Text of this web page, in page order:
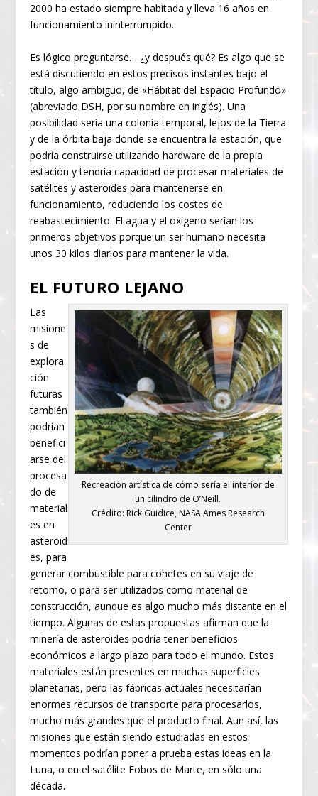
2000 ha estado siempre habitada y lleva 16 años en
funcionamiento ininterrumpido.
Es lógico preguntarse… ¿y después qué? Es algo que se
está discutiendo en estos precisos instantes bajo el
título, algo ambiguo, de «Hábitat del Espacio Profundo»
(abreviado DSH, por su nombre en inglés). Una
posibilidad sería una colonia temporal, lejos de la Tierra
y de la órbita baja donde se encuentra la estación, que
podría construirse utilizando hardware de la propia
estación y tendría capacidad de procesar materiales de
satélites y asteroides para mantenerse en
funcionamiento, reduciendo los costes de
reabastecimiento. El agua y el oxígeno serían los
primeros objetivos porque un ser humano necesita
unos 30 kilos diarios para mantener la vida.
EL FUTURO LEJANO
Recreación artística de cómo sería el interior de
un cilindro de O’Neill.
Crédito: Rick Guidice, NASA Ames Research
Center
Las
misione
s de
explora
ción
futuras
también
podrían
benefici
arse del
procesa
do de
material
es en
asteroid
es, para
generar combustible para cohetes en su viaje de
retorno, o para ser utilizados como material de
construcción, aunque es algo mucho más distante en el
tiempo. Algunas de estas propuestas afirman que la
minería de asteroides podría tener beneficios
económicos a largo plazo para todo el mundo. Estos
materiales están presentes en muchas superficies
planetarias, pero las fábricas actuales necesitarían
enormes recursos de transporte para procesarlos,
mucho más grandes que el producto final. Aun así, las
misiones que están siendo estudiadas en estos
momentos podrían poner a prueba estas ideas en la
Luna, o en el satélite Fobos de Marte, en sólo una
década.